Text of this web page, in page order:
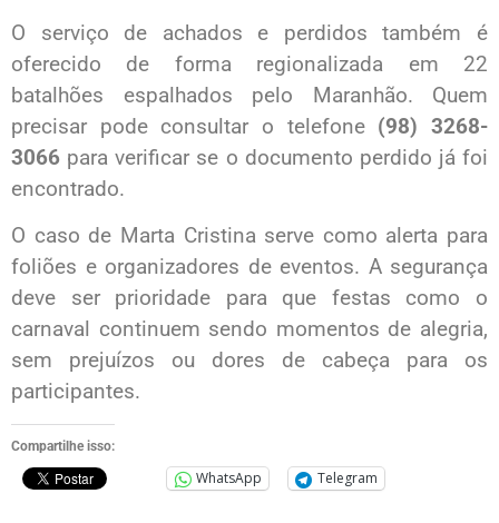
O serviço de achados e perdidos também é
oferecido de forma regionalizada em 22
batalhões espalhados pelo Maranhão. Quem
precisar pode consultar o telefone (98) 3268-
3066 para verificar se o documento perdido já foi
encontrado.
O caso de Marta Cristina serve como alerta para
foliões e organizadores de eventos. A segurança
deve ser prioridade para que festas como o
carnaval continuem sendo momentos de alegria,
sem prejuízos ou dores de cabeça para os
participantes.
Compartilhe isso:
WhatsApp Telegram